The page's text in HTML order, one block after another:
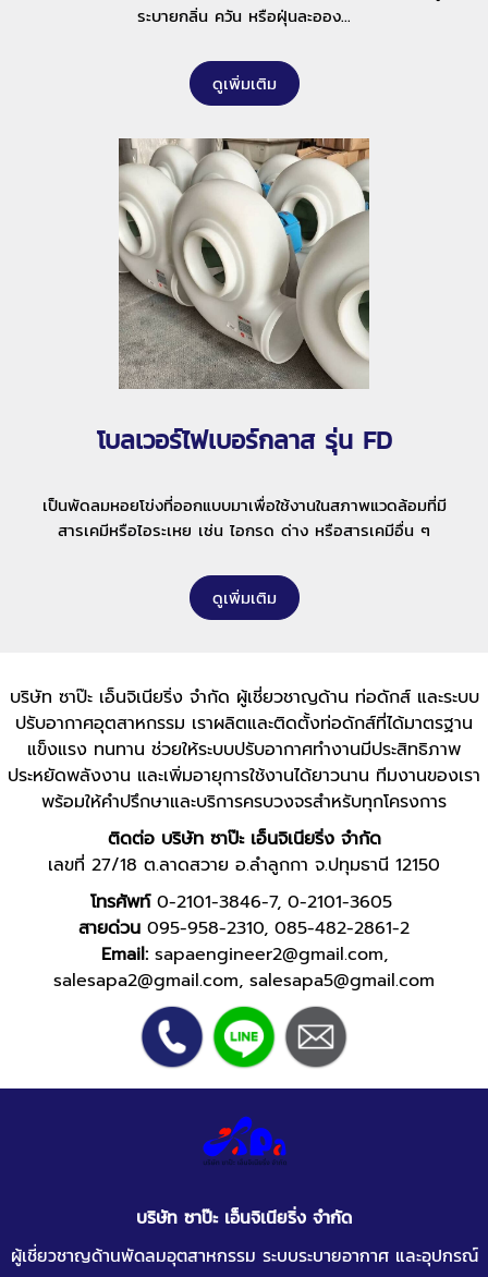
ระบายกลิ่น ควัน หรือฝุ่นละออง...
ดูเพิ่มเติม
โบลเวอร์ไฟเบอร์กลาส รุ่น FD
เป็นพัดลมหอยโข่งที่ออกแบบมาเพื่อใช้งานในสภาพแวดล้อมที่มี
สารเคมีหรือไอระเหย เช่น ไอกรด ด่าง หรือสารเคมีอื่น ๆ
ดูเพิ่มเติม
บริษัท ซาป๊ะ เอ็นจิเนียริ่ง จำกัด ผู้เชี่ยวชาญด้าน ท่อดักส์ และระบบ
ปรับอากาศอุตสาหกรรม เราผลิตและติดตั้งท่อดักส์ที่ได้มาตรฐาน
แข็งแรง ทนทาน ช่วยให้ระบบปรับอากาศทำงานมีประสิทธิภาพ
ประหยัดพลังงาน และเพิ่มอายุการใช้งานได้ยาวนาน ทีมงานของเรา
พร้อมให้คำปรึกษาและบริการครบวงจรสำหรับทุกโครงการ
ติดต่อ บริษัท ซาป๊ะ เอ็นจิเนียริ่ง จำกัด
เลขที่ 27/18 ต.ลาดสวาย อ.ลำลูกกา จ.ปทุมธานี 12150
โทรศัพท์ 0-2101-3846-7, 0-2101-3605
สายด่วน 095-958-2310, 085-482-2861-2
Email: sapaengineer2@gmail.com,
salesapa2@gmail.com, salesapa5@gmail.com
บริษัท ซาป๊ะ เอ็นจิเนียริ่ง จำกัด
ผู้เชี่ยวชาญด้านพัดลมอุตสาหกรรม ระบบระบายอากาศ และอุปกรณ์